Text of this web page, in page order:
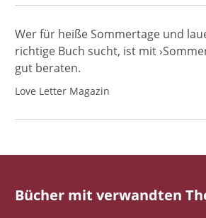
Wer für heiße Sommertage und
richtige Buch sucht, ist mit
gut beraten.
Love Letter Magazin
Bücher mit verwandten